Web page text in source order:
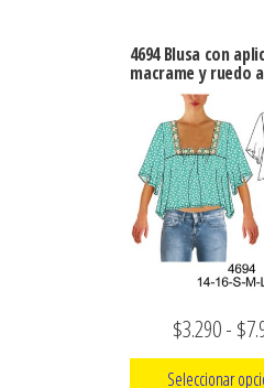
4694 Blusa con
macrame y ruedo
$3.290- $
Seleccionar